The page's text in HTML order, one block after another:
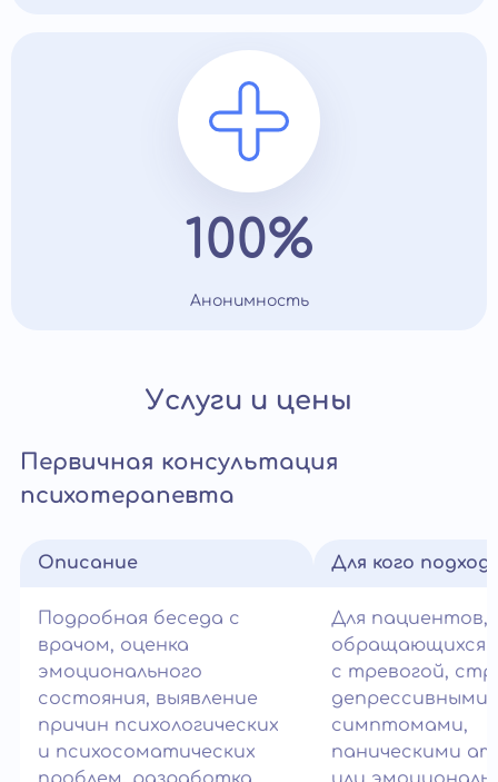
100%
Анонимность
Услуги и цены
Первичная консультация
психотерапевта
Описание
Подробная беседа с
врачом, оценка
эмоционального
состояния, выявление
причин психологических
и психосоматических
Для кого
Для пациентов,
обращающихся
с тревогой,
депрессивными
симптомами,
паническими